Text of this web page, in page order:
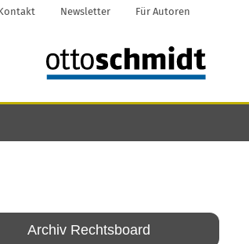
Newsletter Für Autoren
Archiv Rechtsboard